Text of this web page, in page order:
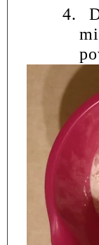
4.